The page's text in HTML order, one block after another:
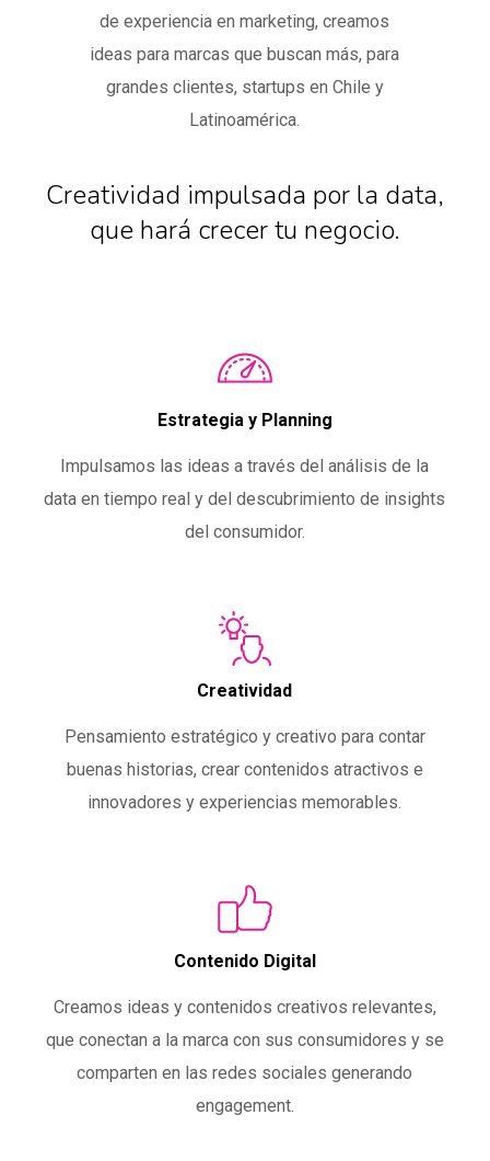
de experiencia en marketing, creamos
ideas para marcas que buscan más, para
grandes clientes, startups en Chile y
Latinoamérica.
Creatividad impulsada por la data,
que hará crecer tu negocio.
Estrategia y Planning
Impulsamos las ideas a través del análisis de la
data en tiempo real y del descubrimiento de insights
del consumidor.
Creatividad
Pensamiento estratégico y creativo para contar
buenas historias, crear contenidos atractivos e
innovadores y experiencias memorables.
Contenido Digital
Creamos ideas y contenidos creativos relevantes,
que conectan a la marca con sus consumidores y se
comparten en las redes sociales generando
engagement.